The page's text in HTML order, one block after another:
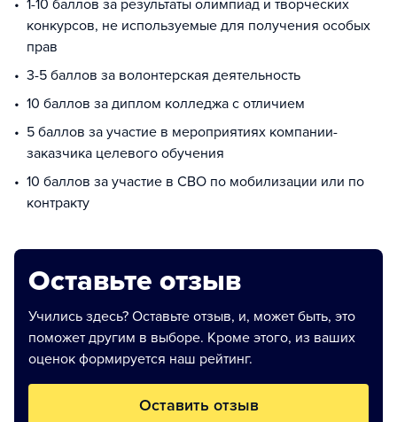
1-10 баллов за результаты олимпиад и творческих
конкурсов, не используемые для получения особых
прав
3-5 баллов за волонтерская деятельность
10 баллов за диплом колледжа с отличием
5 баллов за участие в мероприятиях компании-
заказчика целевого обучения
10 баллов за участие в СВО по мобилизации или по
контракту
Оставьте отзыв
Учились здесь? Оставьте отзыв, и, может быть, это
поможет другим в выборе. Кроме этого, из ваших
оценок формируется наш рейтинг.
Оставить отзыв